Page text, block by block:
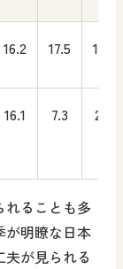
16.2 17.5 19.1
16.1 7.3 2.3
ることも多
が明瞭な日本
が見られる